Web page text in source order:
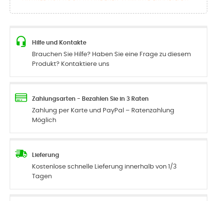
Hilfe und Kontakte
Brauchen Sie Hilfe? Haben Sie eine Frage zu diesem
Produkt? Kontaktiere uns
Zahlungsarten - Bezahlen Sie in 3 Raten
Zahlung per Karte und PayPal – Ratenzahlung
Möglich
Lieferung
Kostenlose schnelle Lieferung innerhalb von 1/3
Tagen